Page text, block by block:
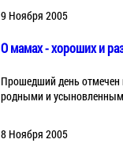
9 Ноября 2005
О мамах - хороших и
Прошедший день
родными и
8 Ноября 2005